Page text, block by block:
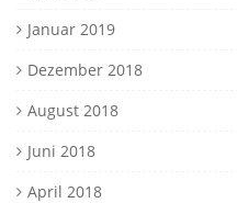
Januar 2019
Dezember 2018
August 2018
Juni 2018
April 2018